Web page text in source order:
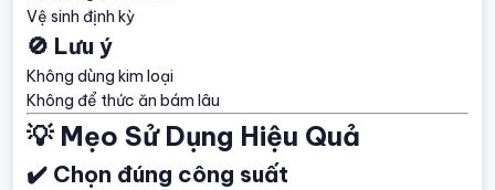
Vệ sinh định kỳ
🚫 Lưu ý
Không dùng kim loại
Không để thức ăn bám lâu
💡 Mẹo Sử Dụng Hiệu Quả
✔️ Chọn đúng công suất